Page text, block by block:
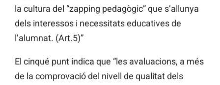
la cultura del “zapping pedagògic” que s’allunya
dels interessos i necessitats educatives de
l’alumnat. (Art.5)”
El cinqué punt indica que “les avaluacions, a més
de la comprovació del nivell de qualitat dels